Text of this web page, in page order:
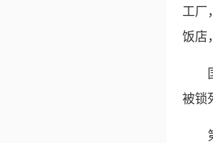
工厂
饭店
被锁